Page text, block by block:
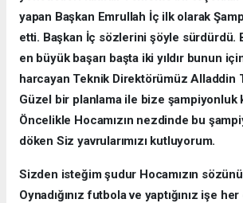
yapan Başkan Emrullah İç ilk olarak
etti. Başkan İç sözlerini şöyle sürdürdü.
en büyük başarı başta iki yıldır bunun
harcayan Teknik Direktörümüz Alladdin
Güzel bir planlama ile bize şampiyonluk
Öncelikle Hocamızın nezdinde bu
döken Siz yavrularımızı kutluyorum.
Sizden isteğim şudur Hocamızın
Oynadığınız futbola ve yaptığınız işe